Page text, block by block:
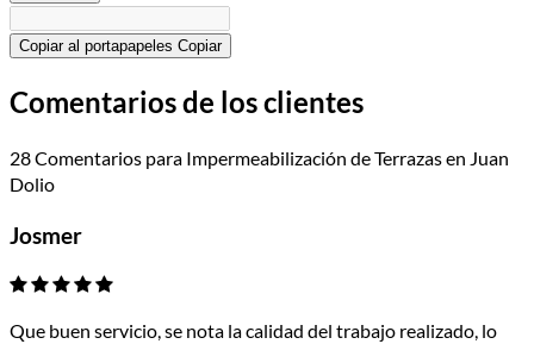
Copiar al portapapeles Copiar
Comentarios de los clientes
28 Comentarios para Impermeabilización de Terrazas en Juan
Dolio
Josmer
Que buen servicio, se nota la calidad del trabajo realizado, lo